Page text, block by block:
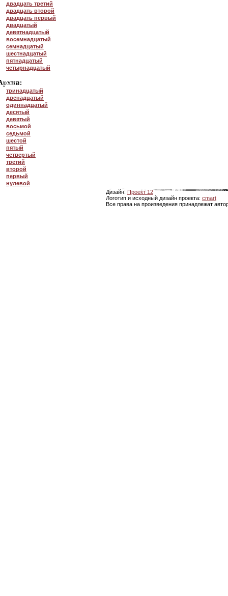
двадцать третий
двадцать второй
двадцать первый
двадцатый
девятнадцатый
восемнадцатый
семнадцатый
шестнадцатый
пятнадцатый
четырнадцатый
тринадцатый
двенадцатый
одиннадцатый
десятый
девятый
восьмой
седьмой
шестой
пятый
четвертый
третий
второй
первый
нулевой
Дизайн: Проект 12
Логотип и исходный дизайн проекта: cmart
Все права на произведения принадлежат